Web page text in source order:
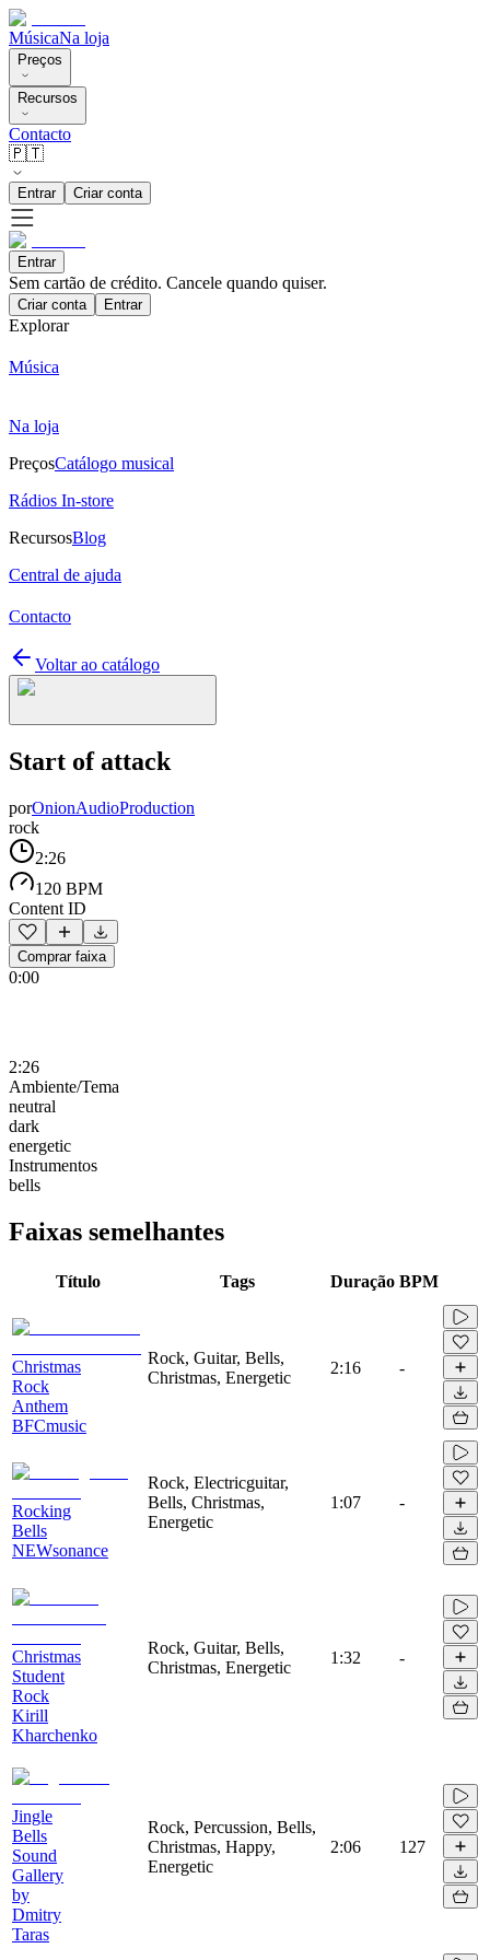
MúsicaNa loja
Preços
Recursos
Contacto
🇵🇹
Entrar Criar conta
Entrar
Sem cartão de crédito. Cancele quando quiser.
Criar conta Entrar
Explorar
Música
Na loja
PreçosCatálogo musical
Rádios In-store
RecursosBlog
Central de ajuda
Contacto
Voltar ao catálogo
Start of attack
porOnionAudioProduction
rock
2:26
120 BPM
Content ID
Comprar faixa
0:00
2:26
Ambiente/Tema
neutral
dark
energetic
Instrumentos
bells
Faixas semelhantes
Título Tags Duração BPM
Christmas
Rock
Anthem
BFCmusic
Rock, Guitar, Bells,
Christmas, Energetic
2:16 -
Rocking
Bells
NEWsonance
Rock, Electricguitar,
Bells, Christmas,
Energetic
1:07 -
Christmas
Student
Rock
Kirill
Kharchenko
Rock, Guitar, Bells,
Christmas, Energetic
1:32 -
Jingle
Bells
Sound
Gallery
by
Dmitry
Taras
Rock, Percussion, Bells,
Christmas, Happy,
Energetic
2:06 127